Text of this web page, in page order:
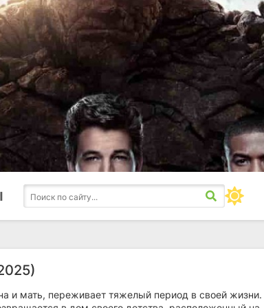
и мать, переживает тяжелый период в своей жизни.